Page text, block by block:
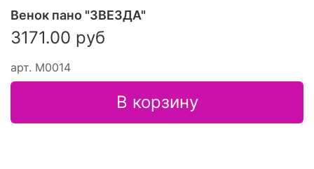
арт. М0014
Венок пано "ЗВЕЗДА"
3171.00 руб
В корзину